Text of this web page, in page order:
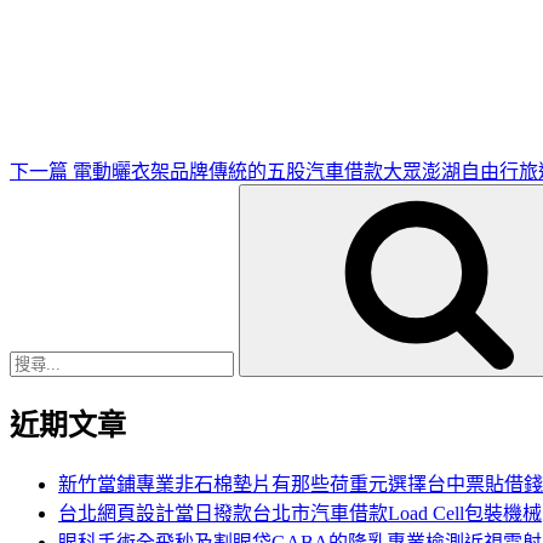
下一篇 電動曬衣架品牌傳統的五股汽車借款大眾澎湖自由行旅
近期文章
新竹當鋪專業非石棉墊片有那些荷重元選擇台中票貼借錢
台北網頁設計當日撥款台北市汽車借款Load Cell包裝機械